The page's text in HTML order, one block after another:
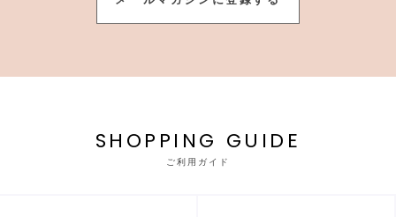
SHOPPING GUIDE
ご利用ガイド